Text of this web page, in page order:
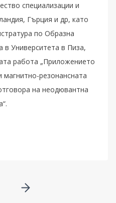
специализации и
Гърция и др, като
по Образна
в Университета в Пиза,
работа „Приложението
магнитно-резонансната
на неодювантна
Go to next page